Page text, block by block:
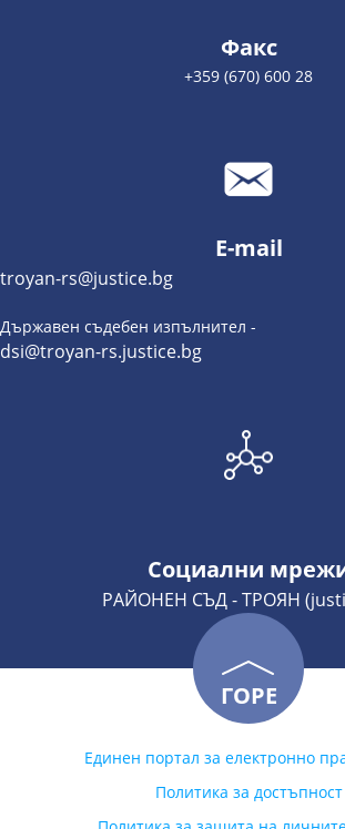
Факс
+359 (670) 600 28
E-mail
troyan-rs@justice.bg
Държавен съдебен изпълнител -
dsi@troyan-rs.justice.bg
Социални
РАЙОНЕН СЪД - ТРОЯН
ГОРЕ
Единен портал за електронно
Политика за достъпност